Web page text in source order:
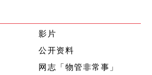
影片
公开资料
网志「物管非常事」